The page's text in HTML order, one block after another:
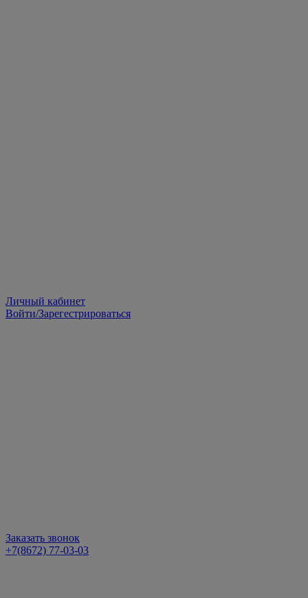
Личный кабинет
Войти/Зарегестрироваться
Заказать звонок
+7(8672) 77-03-03